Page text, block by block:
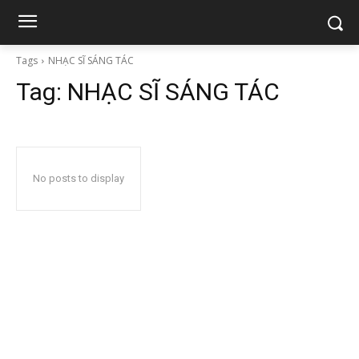
Tags NHẠC SĨ SÁNG TÁC
Tag: NHẠC SĨ SÁNG TÁC
No posts to display